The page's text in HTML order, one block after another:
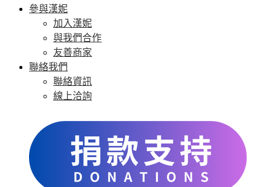
參與漢妮
加入漢妮
與我們合作
友善商家
聯絡我們
聯絡資訊
線上洽詢